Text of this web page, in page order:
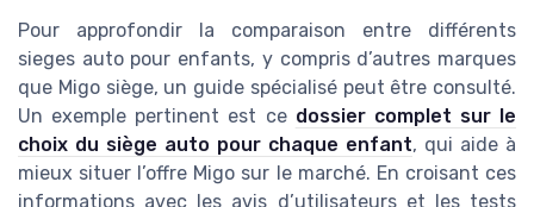
Pour approfondir la comparaison entre différents
sieges auto pour enfants, y compris d’autres marques
que Migo siège, un guide spécialisé peut être consulté.
Un exemple pertinent est ce dossier complet sur le
choix du siège auto pour chaque enfant, qui aide à
mieux situer l’offre Migo sur le marché. En croisant ces
informations avec les avis d’utilisateurs et les tests